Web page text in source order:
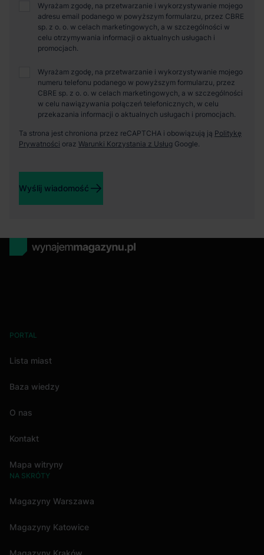
Wyrażam zgodę, na przetwarzanie i wykorzystywanie mojego
adresu email podanego w powyższym formularzu, przez CBRE
sp. z o. o. w celach marketingowych, a w szczególności w
celu otrzymywania informacji o aktualnych usługach i
promocjach.
Wyrażam zgodę, na przetwarzanie i wykorzystywanie mojego
numeru telefonu podanego w powyższym formularzu, przez
CBRE sp. z o. o. w celach marketingowych, a w szczególności
w celu nawiązywania połączeń telefonicznych, w celu
przekazania informacji o aktualnych usługach i promocjach.
Ta strona jest chroniona przez reCAPTCHA i obowiązują ją Politykę
Prywatności oraz Warunki Korzystania z Usług Google.
Wyślij wiadomość
PORTAL
Lista miast
Baza wiedzy
O nas
Kontakt
Mapa witryny
NA SKRÓTY
Magazyny Warszawa
Magazyny Katowice
Magazyny Kraków